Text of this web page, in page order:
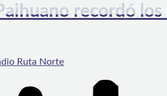
recordó
Ruta Norte